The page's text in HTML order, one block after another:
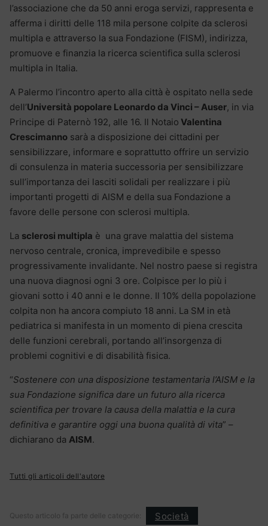
l’associazione che da 50 anni eroga servizi, rappresenta e
afferma i diritti delle 118 mila persone colpite da sclerosi
multipla e attraverso la sua Fondazione (FISM), indirizza,
promuove e finanzia la ricerca scientifica sulla sclerosi
multipla in Italia.
A Palermo l’incontro aperto alla città è ospitato nella sede
dell’Università popolare Leonardo da Vinci – Auser, in via
Principe di Paternò 192, alle 16. Il Notaio Valentina
Crescimanno sarà a disposizione dei cittadini per
sensibilizzare, informare e soprattutto offrire un servizio
di consulenza in materia successoria per sensibilizzare
sull’importanza dei lasciti solidali per realizzare i più
importanti progetti di AISM e della sua Fondazione a
favore delle persone con sclerosi multipla.
La sclerosi multipla è una grave malattia del sistema
nervoso centrale, cronica, imprevedibile e spesso
progressivamente invalidante. Nel nostro paese si registra
una nuova diagnosi ogni 3 ore. Colpisce per lo più i
giovani sotto i 40 anni e le donne. Il 10% della popolazione
colpita non ha ancora compiuto 18 anni. La SM in età
pediatrica si manifesta in un momento di piena crescita
delle funzioni cerebrali, portando all’insorgenza di
problemi cognitivi e di disabilità fisica.
“Sostenere con una disposizione testamentaria l’AISM e la
sua Fondazione significa dare un futuro alla ricerca
scientifica per trovare la causa della malattia e la cura
definitiva e garantire oggi una buona qualità di vita” –
dichiarano da AISM.
Tutti gli articoli dell'autore
Questo articolo fa parte delle categorie: Società